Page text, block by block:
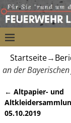
Startseite→
an der
← Altpapier- und
05.10.2019